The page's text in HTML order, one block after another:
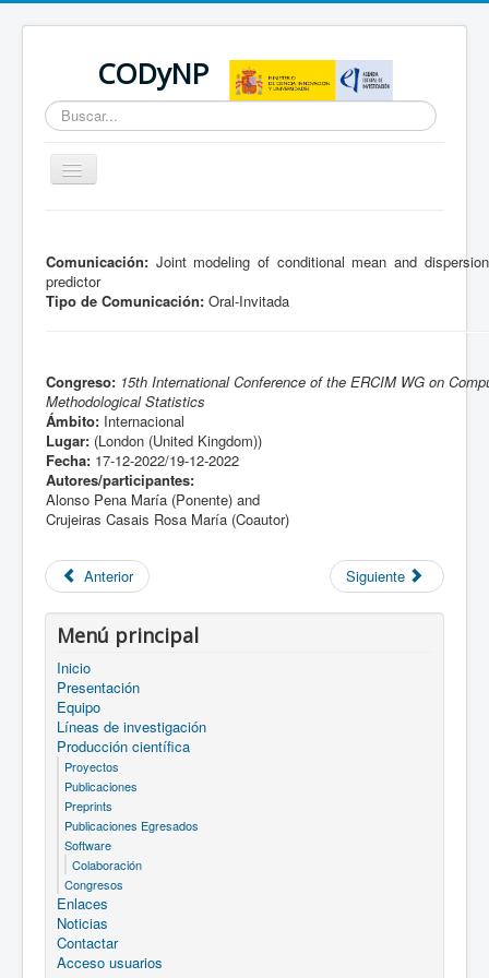
CODyNP
Buscar...
Cambiar
navegación
Comunicación: Joint modeling of conditional mean and
predictor
Tipo de Comunicación: Oral-Invitada
Congreso: 15th International Conference of the ERCIM WG on
Methodological Statistics
Ámbito: Internacional
Lugar: (London (United Kingdom))
Fecha: 17-12-2022/19-12-2022
Autores/participantes:
Alonso Pena María (Ponente) and
Crujeiras Casais Rosa María (Coautor)
Anterior Siguiente
Menú principal
Inicio
Presentación
Equipo
Líneas de investigación
Producción científica
Proyectos
Publicaciones
Preprints
Publicaciones Egresados
Software
Colaboración
Congresos
Enlaces
Noticias
Contactar
Acceso usuarios